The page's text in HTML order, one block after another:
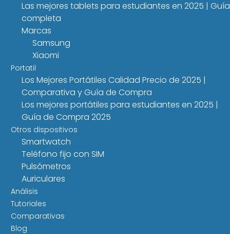
Las mejores tablets para estudiantes en 2025 | Guía
completa
Marcas
Samsung
Xiaomi
Portatil
Los Mejores Portátiles Calidad Precio de 2025 |
Comparativa y Guía de Compra
Los mejores portátiles para estudiantes en 2025 |
Guía de Compra 2025
Otros dispositivos
Smartwatch
Teléfono fijo con SIM
Pulsómetros
Auriculares
Análisis
Tutoriales
Comparativas
Blog